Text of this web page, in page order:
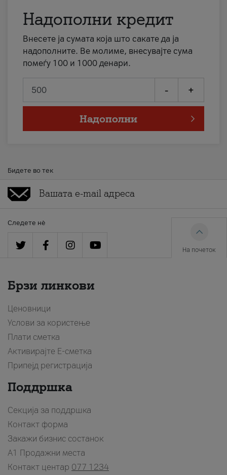
Надополни кредит
Внесете ја сумата која што сакате да ја
надополните. Ве молиме, внесувајте сума
помеѓу 100 и 1000 денари.
- +
Надополни
Бидете во тек
Следете нè
На почеток
Брзи линкови
Ценовници
Услови за користење
Плати сметка
Активирајте Е-сметка
Припејд регистрација
Поддршка
Секција за поддршка
Контакт форма
Закажи бизнис состанок
A1 Продажни места
Контакт центар 077 1234